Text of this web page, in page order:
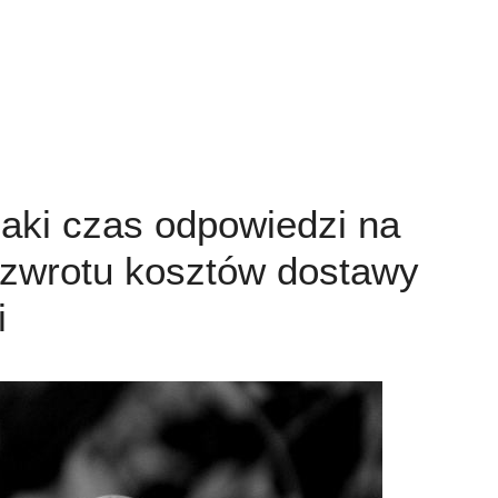
czas odpowiedzi na
kosztów dostawy